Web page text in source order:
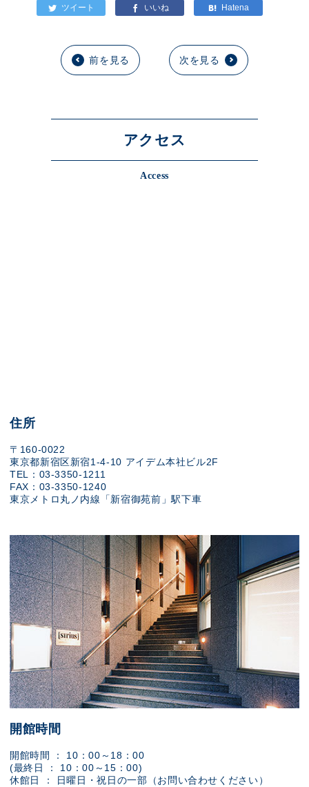
前を見る 次を見る
アクセス
Access
住所
〒160-0022
東京都新宿区新宿1-4-10 アイデム本社ビル2F
TEL：03-3350-1211
FAX：03-3350-1240
東京メトロ丸ノ内線「新宿御苑前」駅下車
開館時間
開館時間 ： 10：00～18：00
(最終日 ： 10：00～15：00)
休館日 ： 日曜日・祝日の一部（お問い合わせください）